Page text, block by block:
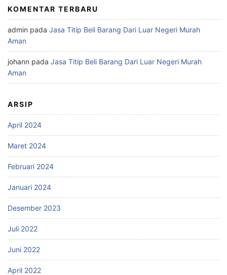
KOMENTAR TERBARU
admin pada Jasa Titip Beli Barang Dari Luar Negeri Murah
Aman
johann pada Jasa Titip Beli Barang Dari Luar Negeri Murah
Aman
ARSIP
April 2024
Maret 2024
Februari 2024
Januari 2024
Desember 2023
Juli 2022
Juni 2022
April 2022